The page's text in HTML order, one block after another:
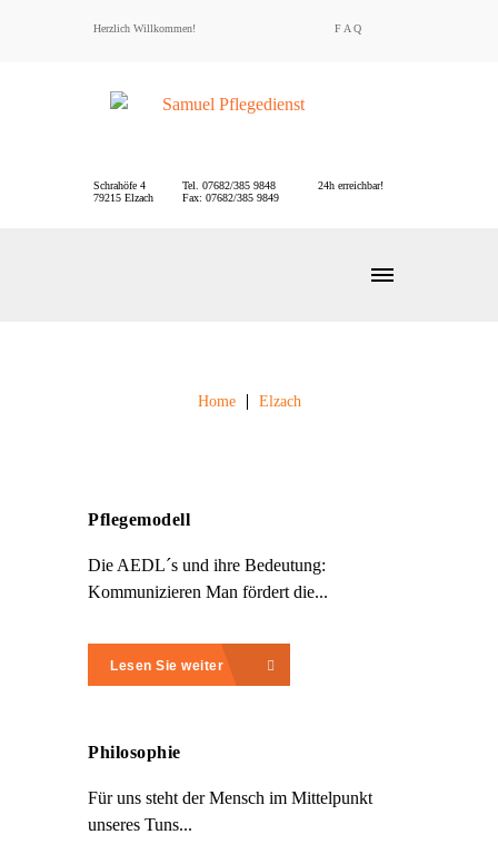
Herzlich Willkommen! F A Q
Schrahöfe 4
79215 Elzach
Tel. 07682/385 9848
Fax: 07682/385 9849
24h erreichbar!
Home Elzach
Pflegemodell
Die AEDL´s und ihre Bedeutung:
Kommunizieren Man fördert die...
Lesen Sie weiter
Philosophie
Für uns steht der Mensch im Mittelpunkt
unseres Tuns...